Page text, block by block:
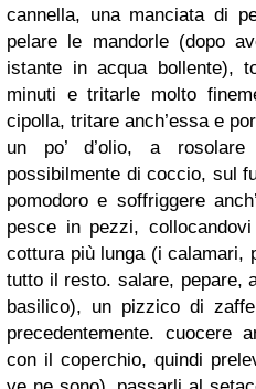
cannella, una manciata di
pelare le mandorle (dopo
istante in acqua bollente),
minuti e tritarle molto
cipolla, tritare anch’essa e
un po’ d’olio, a
possibilmente di coccio, sul
pomodoro e soffriggere
pesce in pezzi,
cottura più lunga (i calamari,
tutto il resto. salare, pepare,
basilico), un pizzico di
precedentemente. cuocere
con il coperchio, quindi